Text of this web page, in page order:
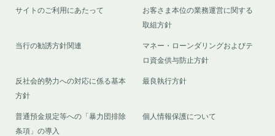
サイトのご利用にあたって
お客さま本位の業務運営に関する
取組方針
当行の勧誘方針関連
マネー・ローンダリングおよびテ
ロ資金供与防止方針
反社会的勢力への対応に係る基本
方針
最良執行方針
普通預金規定等への「暴力団排除
条項」の導入
個人情報保護について